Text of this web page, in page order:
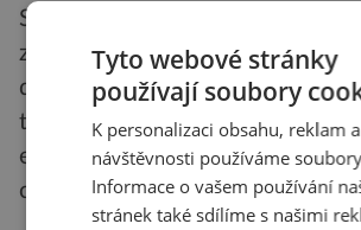
Spolu s nimi ale chtějí zkoumat
změny v dědičné informaci
deseti typů buněk lidského těla.
teprve mohly přijít na řadu první
epigenetických změn, typických
choroby, snad cukrovky či
Tyto webové stránky
používají soubory
K personalizaci obsahu, reklam
návštěvnosti používáme
Informace o vašem používání
stránek také sdílíme s našimi